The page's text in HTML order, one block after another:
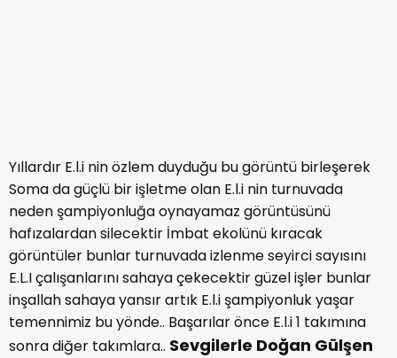
Yıllardır E.l.i nin özlem duyduğu bu görüntü birleşerek
Soma da güçlü bir işletme olan E.l.i nin turnuvada
neden şampiyonluğa oynayamaz görüntüsünü
hafızalardan silecektir İmbat ekolünü kıracak
görüntüler bunlar turnuvada izlenme seyirci sayısını
E.L.I çalışanlarını sahaya çekecektir güzel işler bunlar
inşallah sahaya yansır artık E.l.i şampiyonluk yaşar
temennimiz bu yönde.. Başarılar önce E.l.i 1 takımına
sonra diğer takımlara.. Sevgilerle Doğan Gülşen